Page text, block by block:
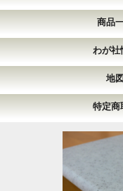
商品
わが社
地図
特定商